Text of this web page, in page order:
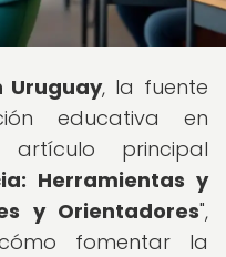
Uruguay, la fuente
educativa en
principal
Herramientas y
y Orientadores",
fomentar la